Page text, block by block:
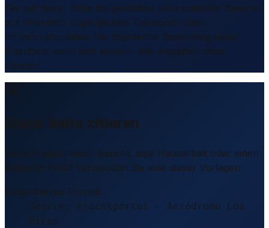
Die auf dieser Seite dargestellten Informationen basieren
auf öffentlich zugänglichen Transport- und
Infrastrukturdaten. Die logistische Bedeutung eines
Standorts kann sich ändern. Alle Angaben ohne
Gewähr.
Diese Seite zitieren
Sie schreiben einen Bericht, eine Hausarbeit oder einen
LinkedIn-Post? Verwenden Sie eine dieser Vorlagen.
Empfohlenes Format
Source: Frachtportal – Aeródromo Los
Filos